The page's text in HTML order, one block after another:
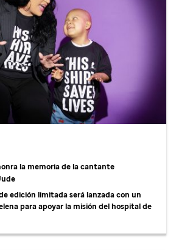
la memoria de la cantante
edición limitada será lanzada con un
para apoyar la misión del hospital de